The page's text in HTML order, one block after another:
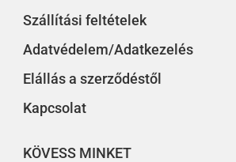
Szállítási feltételek
Adatvédelem/Adatkezelés
Elállás a szerződéstől
Kapcsolat
KÖVESS MINKET